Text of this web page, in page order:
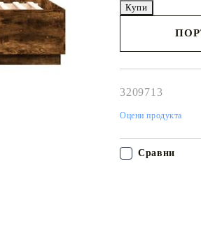
3209713
Оцени продукта
Сравни